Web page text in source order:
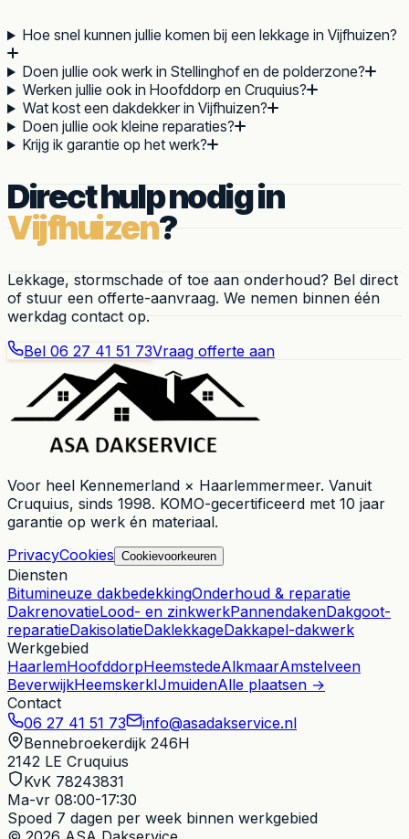
Hoe snel kunnen jullie komen bij een lekkage in Vijfhuizen?
Doen jullie ook werk in Stellinghof en de polderzone?
Werken jullie ook in Hoofddorp en Cruquius?
Wat kost een dakdekker in Vijfhuizen?
Doen jullie ook kleine reparaties?
Krijg ik garantie op het werk?
Direct hulp nodig in
Vijfhuizen?
Lekkage, stormschade of toe aan onderhoud? Bel direct
of stuur een offerte-aanvraag. We nemen binnen één
werkdag contact op.
Bel 06 27 41 51 73Vraag offerte aan
Voor heel Kennemerland × Haarlemmermeer. Vanuit
Cruquius, sinds 1998. KOMO-gecertificeerd met 10 jaar
garantie op werk én materiaal.
PrivacyCookies Cookievoorkeuren
Diensten
Bitumineuze dakbedekkingOnderhoud & reparatie
DakrenovatieLood- en zinkwerkPannendakenDakgoot-
reparatieDakisolatieDaklekkageDakkapel-dakwerk
Werkgebied
HaarlemHoofddorpHeemstedeAlkmaarAmstelveen
BeverwijkHeemskerkIJmuidenAlle plaatsen →
Contact
06 27 41 51 73
info@asadakservice.nl
Bennebroekerdijk 246H
2142 LE Cruquius
KvK 78243831
Ma-vr 08:00-17:30
Spoed 7 dagen per week binnen werkgebied